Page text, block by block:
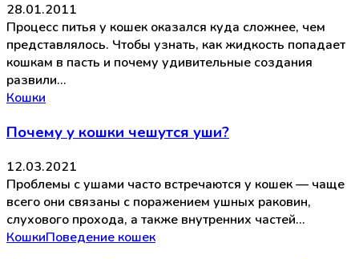
28.01.2011
Процесс питья у кошек оказался куда сложнее, чем
представлялось. Чтобы узнать, как жидкость попадает
кошкам в пасть и почему удивительные создания
развили…
Кошки
Почему у кошки чешутся уши?
12.03.2021
Проблемы с ушами часто встречаются у кошек — чаще
всего они связаны с поражением ушных раковин,
слухового прохода, а также внутренних частей…
КошкиПоведение кошек